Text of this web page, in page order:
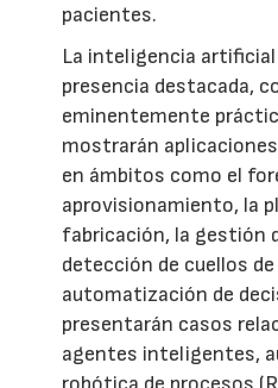
pacientes.
La inteligencia
presencia destacada,
eminentemente
mostrarán
en ámbitos como el
aprovisionamiento, la
fabricación, la gestión
detección de cuellos
automatización de
presentarán casos
agentes inteligentes,